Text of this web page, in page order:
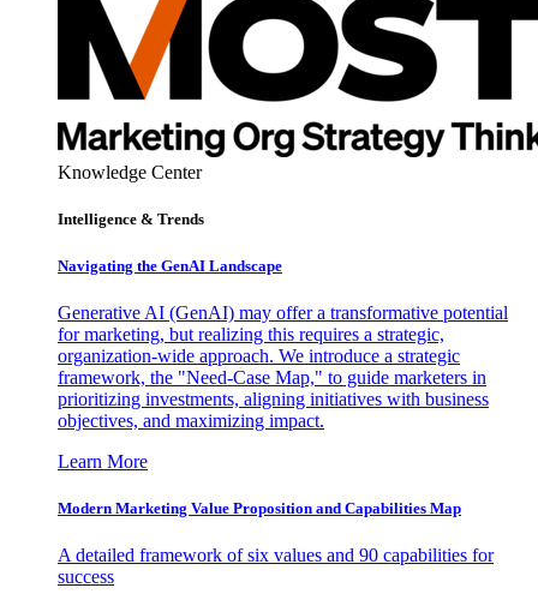
Knowledge Center
Intelligence & Trends
Navigating the GenAI Landscape
Generative AI (GenAI) may offer a transformative potential
for marketing, but realizing this requires a strategic,
organization-wide approach. We introduce a strategic
framework, the "Need-Case Map," to guide marketers in
prioritizing investments, aligning initiatives with business
objectives, and maximizing impact.
Learn More
Modern Marketing Value Proposition and Capabilities Map
A detailed framework of six values and 90 capabilities for
success